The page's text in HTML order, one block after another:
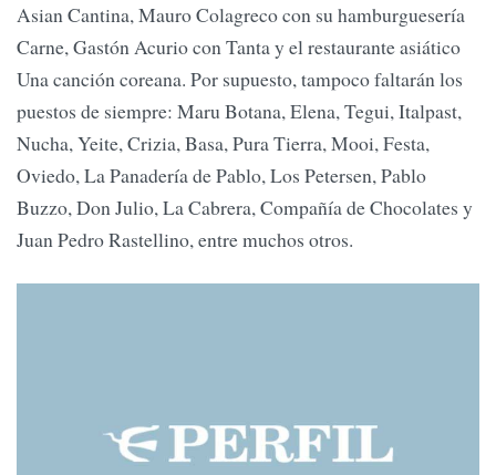
Asian Cantina, Mauro Colagreco con su hamburguesería
Carne, Gastón Acurio con Tanta y el restaurante asiático
Una canción coreana. Por supuesto, tampoco faltarán los
puestos de siempre: Maru Botana, Elena, Tegui, Italpast,
Nucha, Yeite, Crizia, Basa, Pura Tierra, Mooi, Festa,
Oviedo, La Panadería de Pablo, Los Petersen, Pablo
Buzzo, Don Julio, La Cabrera, Compañía de Chocolates y
Juan Pedro Rastellino, entre muchos otros.